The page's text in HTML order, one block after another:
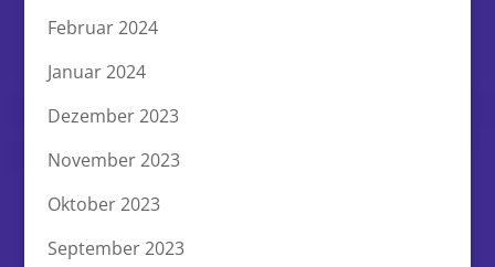
Februar 2024
Januar 2024
Dezember 2023
November 2023
Oktober 2023
September 2023